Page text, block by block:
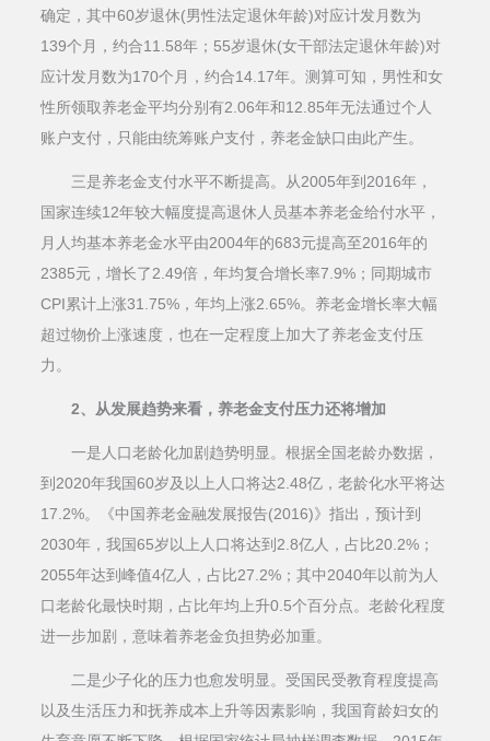
确定，其中60岁退休(男性法定退休年龄)对应计发月数为
139个月，约合11.58年；55岁退休(女干部法定退休年龄)对
应计发月数为170个月，约合14.17年。测算可知，男性和女
性所领取养老金平均分别有2.06年和12.85年无法通过个人
账户支付，只能由统筹账户支付，养老金缺口由此产生。
三是养老金支付水平不断提高。从2005年到2016年，
国家连续12年较大幅度提高退休人员基本养老金给付水平，
月人均基本养老金水平由2004年的683元提高至2016年的
2385元，增长了2.49倍，年均复合增长率7.9%；同期城市
CPI累计上涨31.75%，年均上涨2.65%。养老金增长率大幅
超过物价上涨速度，也在一定程度上加大了养老金支付压
力。
2、从发展趋势来看，养老金支付压力还将增加
一是人口老龄化加剧趋势明显。根据全国老龄办数据，
到2020年我国60岁及以上人口将达2.48亿，老龄化水平将达
17.2%。《中国养老金融发展报告(2016)》指出，预计到
2030年，我国65岁以上人口将达到2.8亿人，占比20.2%；
2055年达到峰值4亿人，占比27.2%；其中2040年以前为人
口老龄化最快时期，占比年均上升0.5个百分点。老龄化程度
进一步加剧，意味着养老金负担势必加重。
二是少子化的压力也愈发明显。受国民受教育程度提高
以及生活压力和抚养成本上升等因素影响，我国育龄妇女的